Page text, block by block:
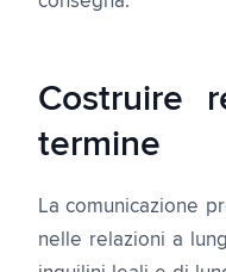
Costruire
termine
La comunicazione
nelle relazioni a